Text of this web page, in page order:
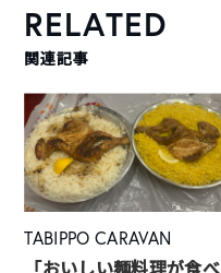
RELATED
関連記事
TABIPPO CARAVAN
「おいしい麺料理が食べ